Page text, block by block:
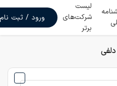
لیست
شرکت‌های
برتر
ورود / ثبت نام